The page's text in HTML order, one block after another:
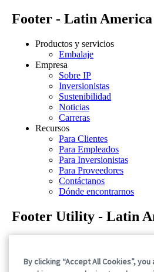
Footer - Latin America
Productos y servicios
Embalaje
Empresa
Sobre IP
Inversionistas
Sustenibilidad
Noticias
Carreras
Recursos
Para Clientes
Para Empleados
Para Inversionistas
Para Proveedores
Contáctanos
Dónde encontrarnos
Footer Utility - Latin
Declaraciones sobre la
By clicking “Accept All Cookies”,